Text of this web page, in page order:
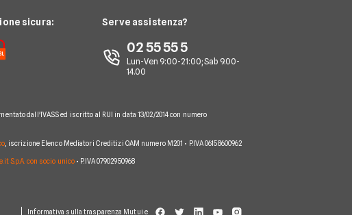
sicura: Serve assistenza?
02 55 55 5
Lun-Ven 9:00-21:00; Sab 9.00-
14.00
dall'IVASS ed iscritto al RUI in data 13/02/2014 con numero
, iscrizione Elenco Mediatori Creditizi OAM numero M201 • P.IVA 06158600962
S.p.A. con socio unico • P.IVA 07902950968
Informativa sulla trasparenza Mutui e